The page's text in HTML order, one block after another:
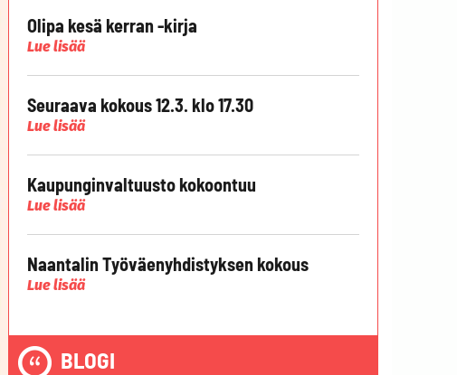
Olipa kesä kerran -kirja
Lue lisää
Seuraava kokous 12.3. klo 17.30
Lue lisää
Kaupunginvaltuusto kokoontuu
Lue lisää
Naantalin Työväenyhdistyksen kokous
Lue lisää
BLOGI